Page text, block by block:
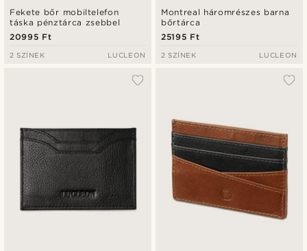
Fekete bőr mobiltelefon
táska pénztárca zsebbel
20995 Ft
2 SZÍNEK LUCLEON
Montreal háromrészes barna
bőrtárca
25195 Ft
2 SZÍNEK LUCLEON